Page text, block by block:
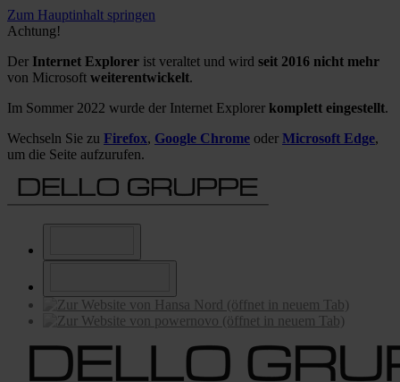
Zum Hauptinhalt springen
Achtung!
Der Internet Explorer ist veraltet und wird seit 2016 nicht mehr
von Microsoft weiterentwickelt.
Im Sommer 2022 wurde der Internet Explorer komplett eingestellt.
Wechseln Sie zu Firefox, Google Chrome oder Microsoft Edge,
um die Seite aufzurufen.